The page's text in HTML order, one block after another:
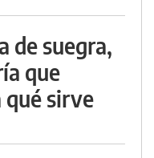
de suegra,
que
qué sirve